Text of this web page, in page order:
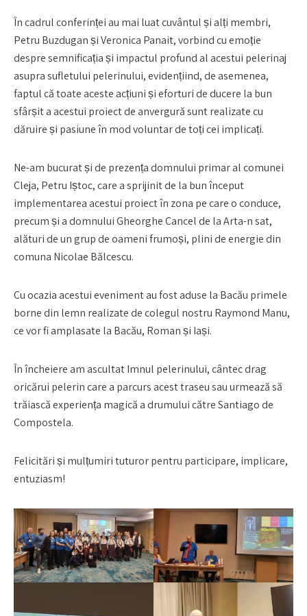
În cadrul conferinței au mai luat cuvântul și alți membri,
Petru Buzdugan și Veronica Panait, vorbind cu emoție
despre semnificația și impactul profund al acestui pelerinaj
asupra sufletului pelerinului, evidențiind, de asemenea,
faptul că toate aceste acțiuni și eforturi de ducere la bun
sfârșit a acestui proiect de anvergură sunt realizate cu
dăruire și pasiune în mod voluntar de toți cei implicați.
Ne-am bucurat și de prezența domnului primar al comunei
Cleja, Petru Iștoc, care a sprijinit de la bun început
implementarea acestui proiect în zona pe care o conduce,
precum și a domnului Gheorghe Cancel de la Arta-n sat,
alături de un grup de oameni frumoși, plini de energie din
comuna Nicolae Bălcescu.
Cu ocazia acestui eveniment au fost aduse la Bacău primele
borne din lemn realizate de colegul nostru Raymond Manu,
ce vor fi amplasate la Bacău, Roman și Iași.
În încheiere am ascultat Imnul pelerinului, cântec drag
oricărui pelerin care a parcurs acest traseu sau urmează să
trăiască experiența magică a drumului către Santiago de
Compostela.
Felicitări și mulțumiri tuturor pentru participare, implicare,
entuziasm!